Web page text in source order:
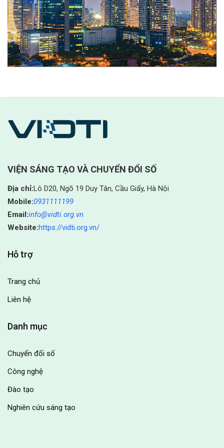
VIỆN SÁNG TẠO VÀ CHUYỂN ĐỔI SỐ
Địa chỉ:Lô D20, Ngõ 19 Duy Tân, Cầu Giấy, Hà Nội
Mobile:0931111199
Email:info@vidti.org.vn
Website:https://vidti.org.vn/
Hỗ trợ
Trang chủ
Liên hệ
Danh mục
Chuyển đổi số
Công nghệ
Đào tạo
Nghiên cứu sáng tạo